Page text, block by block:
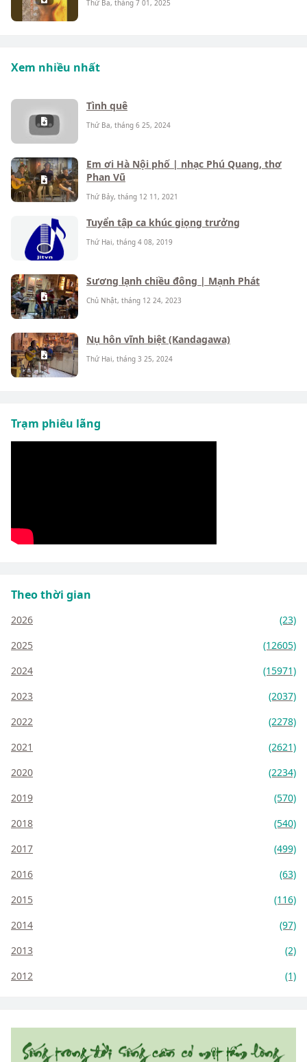
Thứ Ba, tháng 7 01, 2025
Xem nhiều nhất
Tình quê
Thứ Ba, tháng 6 25, 2024
Em ơi Hà Nội phố | nhạc Phú Quang, thơ
Phan Vũ
Thứ Bảy, tháng 12 11, 2021
Tuyển tập ca khúc giọng trưởng
Thứ Hai, tháng 4 08, 2019
Sương lạnh chiều đông | Mạnh Phát
Chủ Nhật, tháng 12 24, 2023
Nụ hôn vĩnh biệt (Kandagawa)
Thứ Hai, tháng 3 25, 2024
Trạm phiêu lãng
Theo thời gian
2026
(23)
2025
(12605)
2024
(15971)
2023
(2037)
2022
(2278)
2021
(2621)
2020
(2234)
2019
(570)
2018
(540)
2017
(499)
2016
(63)
2015
(116)
2014
(97)
2013
(2)
2012
(1)